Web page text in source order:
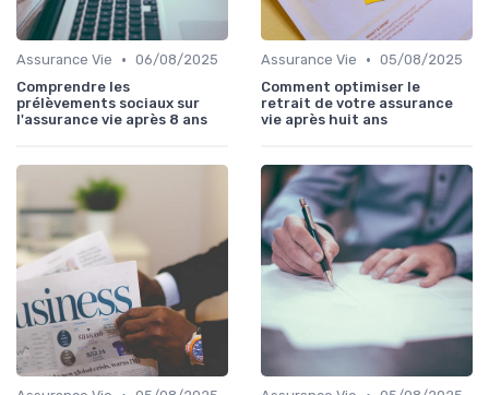
Assurance Vie • 06/08/2025
Comprendre les
prélèvements sociaux sur
l'assurance vie après 8 ans
Assurance Vie • 05/08/2025
Comment optimiser le
retrait de votre assurance
vie après huit ans